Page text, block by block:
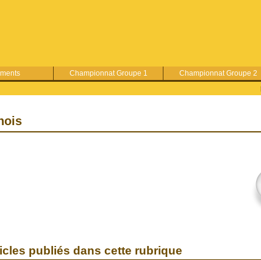
Championnat Groupe 1 Championnat Groupe 2
publiés dans cette rubrique